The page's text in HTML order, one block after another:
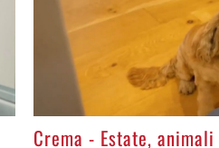
>
Crema - Estate,